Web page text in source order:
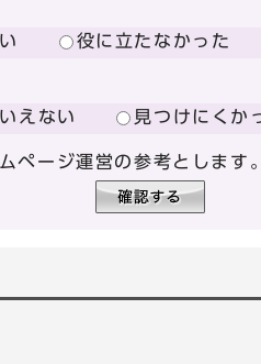
役に立たなかった
えない 見つけにくか
ページ運営の参考とします。